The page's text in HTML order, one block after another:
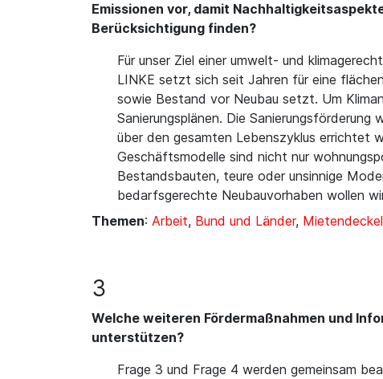
Emissionen vor, damit
Berücksichtigung finden?
Für unser Ziel einer umwelt- und
LINKE setzt sich seit Jahren für eine
sowie Bestand vor Neubau setzt. Um
Sanierungsplänen. Die
über den gesamten Lebenszyklus errichtet
Geschäftsmodelle sind nicht nur
Bestandsbauten, teure oder unsinnige
bedarfsgerechte Neubauvorhaben wollen
Themen: Arbeit, Bund und Länder,
3
Welche weiteren Fördermaßnahmen und
unterstützen?
Frage 3 und Frage 4 werden gemeinsam